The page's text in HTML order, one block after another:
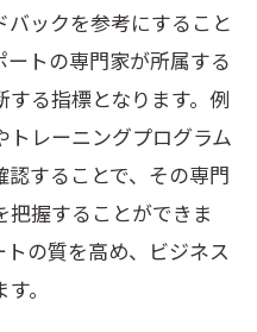
ックを参考にすること
トの専門家が所属する
る指標となります。例
トレーニングプログラム
することで、その専門
握することができま
の質を高め、ビジネス
。